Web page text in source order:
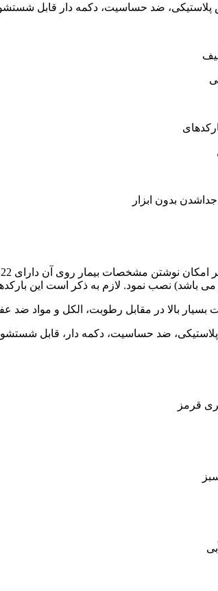
پلاستیکی، ضد حساسیت، دکمه دار قابل
بدون ابزار
باشد) نصب نمود. لازم به ذکر است این
بسیار بالا در مقابل رطوبت، الکل و مواد ضد
پلاستیکی، ضد حساسیت، دکمه دار، قابل